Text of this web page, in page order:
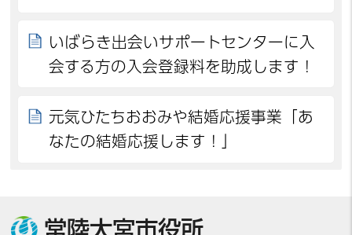
いばらき出会いサポートセンターに入
会する方の入会登録料を助成します！
元気ひたちおおみや結婚応援事業「あ
なたの結婚応援します！」
常陸大宮市役所